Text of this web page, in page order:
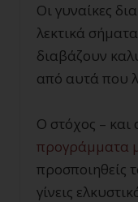
Οι γυναίκες
λεκτικά
διαβάζουν
από αυτά που
Ο στόχος – και
προγράμματα
προσποιηθείς
γίνεις